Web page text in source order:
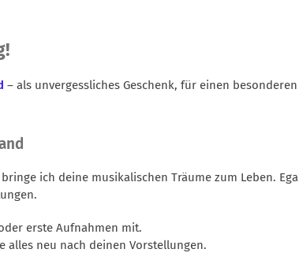
– als unvergessliches Geschenk, für einen
bringe ich deine musikalischen Träume zum Leben.
erste Aufnahmen mit.
alles neu nach deinen Vorstellungen.